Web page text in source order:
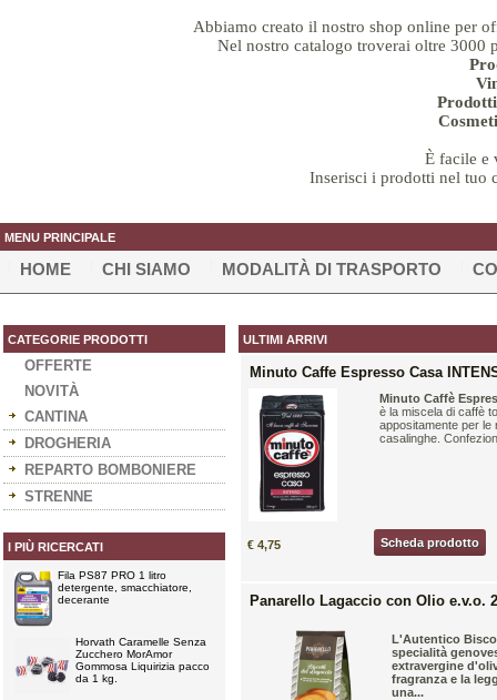
Abbiamo creato il nostro shop online per
Nel nostro catalogo troverai oltre 3000
È facile e
Inserisci i prodotti nel tuo
MENU PRINCIPALE
HOME CHI SIAMO MODALITÀ DI TRASPORTO
CATEGORIE PRODOTTI
OFFERTE
NOVITÀ
CANTINA
DROGHERIA
REPARTO BOMBONIERE
STRENNE
I PIÙ RICERCATI
Fila PS87 PRO 1 litro
detergente, smacchiatore,
decerante
Horvath Caramelle Senza
Zucchero MorAmor
Gommosa Liquirizia pacco
da 1 kg.
ULTIMI ARRIVI
Minuto Caffe Espresso Casa
Minuto Caffè
è la miscela di caffè
appositamente per
casalinghe.
€ 4,75 Scheda prodotto
Panarello Lagaccio con Olio e.v.o.
L'Autentico
specialità
extravergine
fragranza e la
una...